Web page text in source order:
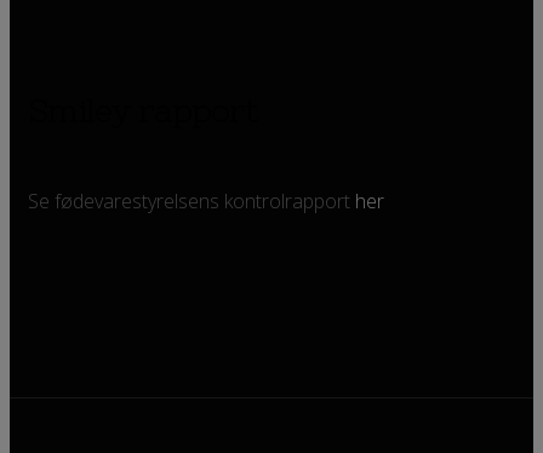
Se fødevarestyrelsens kontrolrapport her